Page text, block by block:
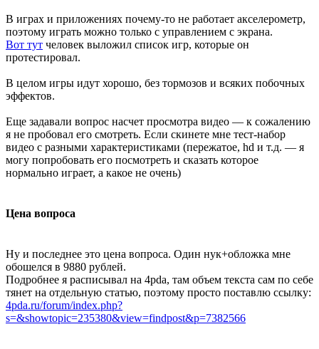
В играх и приложениях почему-то не работает акселерометр,
поэтому играть можно только с управлением с экрана.
Вот тут человек выложил список игр, которые он
протестировал.
В целом игры идут хорошо, без тормозов и всяких побочных
эффектов.
Еще задавали вопрос насчет просмотра видео — к сожалению
я не пробовал его смотреть. Если скинете мне тест-набор
видео с разными характеристиками (пережатое, hd и т.д. — я
могу попробовать его посмотреть и сказать которое
нормально играет, а какое не очень)
Цена вопроса
Ну и последнее это цена вопроса. Один нук+обложка мне
обошелся в 9880 рублей.
Подробнее я расписывал на 4pda, там объем текста сам по себе
тянет на отдельную статью, поэтому просто поставлю ссылку:
4pda.ru/forum/index.php?
s=&showtopic=235380&view=findpost&p=7382566